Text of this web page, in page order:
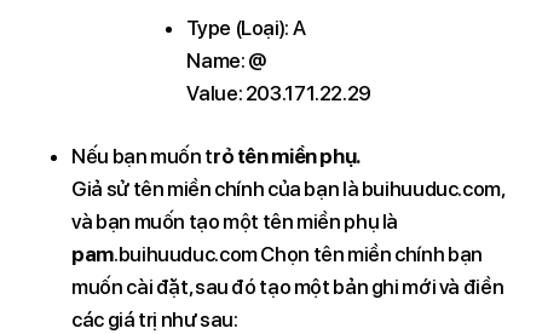
Type (Loại): A
Name: @
Value: 203.171.22.29
Nếu bạn muốn trỏ tên miền phụ.
Giả sử tên miền chính của bạn là buihuuduc.com,
và bạn muốn tạo một tên miền phụ là
pam.buihuuduc.com Chọn tên miền chính bạn
muốn cài đặt, sau đó tạo một bản ghi mới và điền
các giá trị như sau: